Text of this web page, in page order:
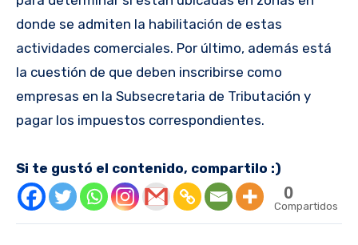
donde se admiten la habilitación de estas
actividades comerciales. Por último, además está
la cuestión de que deben inscribirse como
empresas en la Subsecretaria de Tributación y
pagar los impuestos correspondientes.
Si te gustó el contenido, compartilo :)
0
Compartidos